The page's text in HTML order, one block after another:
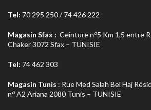
Tel: 70 295 250 / 74 426 222
Magasin Sfax : Ceinture no5 Km 1,5 entre
Chaker 3072 Sfax – TUNISIE
Tel: 74 462 303
Magasin Tunis : Rue Med Salah Bel Haj
noA2 Ariana 2080 Tunis – TUNISIE